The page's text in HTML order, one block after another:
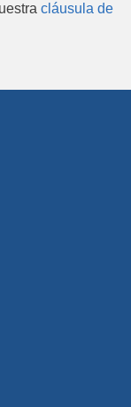
cláusula de